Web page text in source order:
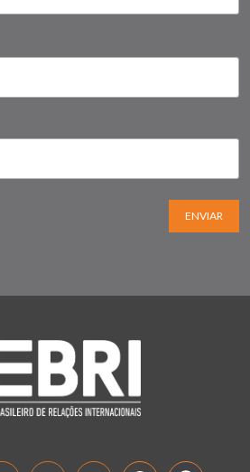
ENVIAR